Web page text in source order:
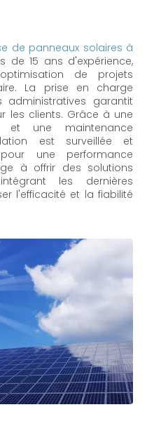
de panneaux solaires à
de 15 ans d'expérience,
de projets
La prise en charge
garantit
les clients. Grâce à une
et une maintenance
est surveillée et
une performance
à offrir des solutions
les dernières
l'efficacité et la fiabilité